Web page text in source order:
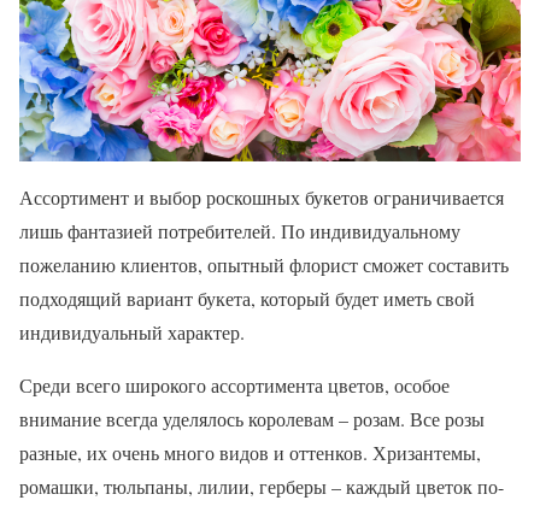
Ассортимент и выбор роскошных букетов ограничивается
лишь фантазией потребителей. По индивидуальному
пожеланию клиентов, опытный флорист сможет составить
подходящий вариант букета, который будет иметь свой
индивидуальный характер.
Среди всего широкого ассортимента цветов, особое
внимание всегда уделялось королевам – розам. Все розы
разные, их очень много видов и оттенков. Хризантемы,
ромашки, тюльпаны, лилии, герберы – каждый цветок по-